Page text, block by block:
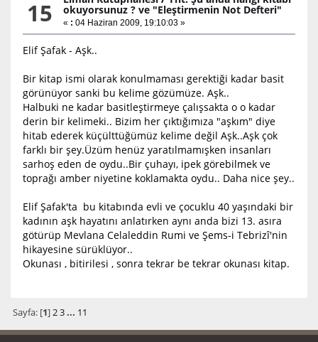
15 okuyorsunuz ? ve "Eleştirmenin Not Defteri"
« : 04 Haziran 2009, 19:10:03 »
Elif Şafak - Aşk..
Bir kitap ismi olarak konulmaması gerektiği kadar basit
görünüyor sanki bu kelime gözümüze. Aşk..
Halbuki ne kadar basitleştirmeye çalışsakta o o kadar
derin bir kelimeki.. Bizim her çıktığımıza "aşkım" diye
hitab ederek küçülttüğümüz kelime değil Aşk..Aşk çok
farklı bir şey.Üzüm henüz yaratılmamışken insanları
sarhoş eden de oydu..Bir çuhayı, ipek görebilmek ve
toprağı amber niyetine koklamakta oydu.. Daha nice şey..
Elif Şafak'ta bu kitabında evli ve çocuklu 40 yaşındaki bir
kadının aşk hayatını anlatırken aynı anda bizi 13. asıra
götürüp Mevlana Celaleddin Rumi ve Şems-i Tebrizî'nin
hikayesine sürüklüyor..
Okunası , bitirilesi , sonra tekrar be tekrar okunası kitap.
Sayfa: [1]2 3 ... 11